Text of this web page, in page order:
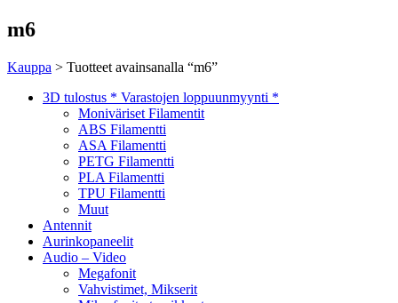
m6
Kauppa > Tuotteet avainsanalla “m6”
3D tulostus * Varastojen loppuunmyynti *
Moniväriset Filamentit
ABS Filamentti
ASA Filamentti
PETG Filamentti
PLA Filamentti
TPU Filamentti
Muut
Antennit
Aurinkopaneelit
Audio – Video
Megafonit
Vahvistimet, Mikserit